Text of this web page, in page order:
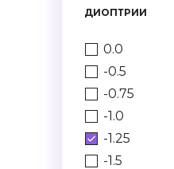
ДИОПТРИИ
0.0
-0.5
-0.75
-1.0
-1.25
-1.5